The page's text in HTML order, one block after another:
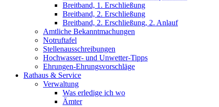
Breitband, 1. Erschließung
Breitband, 2. Erschließung
Breitband, 2. Erschließung, 2. Anlauf
Amtliche Bekanntmachungen
Notruftafel
Stellenausschreibungen
Hochwasser- und Unwetter-Tipps
Ehrungen-Ehrungsvorschläge
Rathaus & Service
Verwaltung
Was erledige ich wo
Ämter